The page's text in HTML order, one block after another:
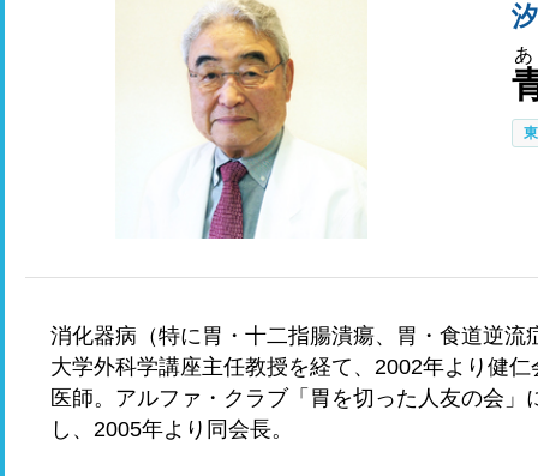
検査を調べる
消化器病（特に胃・十二指腸潰瘍、胃・食道逆
大学外科学講座主任教授を経て、2002年より健
医師。アルファ・クラブ「胃を切った人友の会
し、2005年より同会長。